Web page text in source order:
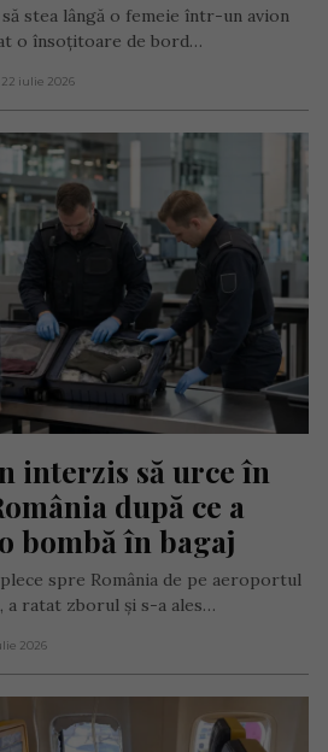
stea lângă o femeie într-un avion
o însoțitoare de bord…
iulie 2026
interzis să urce în
după ce a
bombă în bagaj
spre România de pe aeroportul
a ratat zborul și s-a ales…
2026